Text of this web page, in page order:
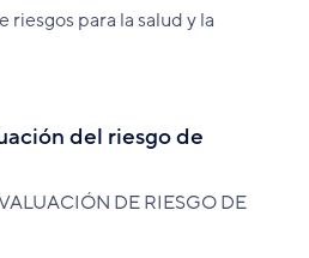
riesgos para la salud y la
del riesgo de